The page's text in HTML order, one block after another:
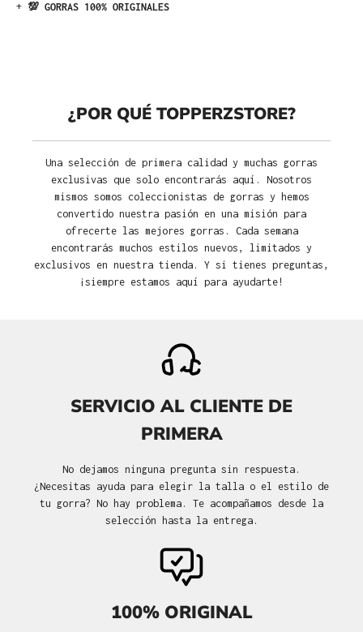
+ 💯 GORRAS 100% ORIGINALES
¿POR QUÉ TOPPERZSTORE?
Una selección de primera calidad y muchas gorras
exclusivas que solo encontrarás aquí. Nosotros
mismos somos coleccionistas de gorras y hemos
convertido nuestra pasión en una misión para
ofrecerte las mejores gorras. Cada semana
encontrarás muchos estilos nuevos, limitados y
exclusivos en nuestra tienda. Y si tienes preguntas,
¡siempre estamos aquí para ayudarte!
SERVICIO AL CLIENTE DE
PRIMERA
No dejamos ninguna pregunta sin respuesta.
¿Necesitas ayuda para elegir la talla o el estilo de
tu gorra? No hay problema. Te acompañamos desde la
selección hasta la entrega.
100% ORIGINAL